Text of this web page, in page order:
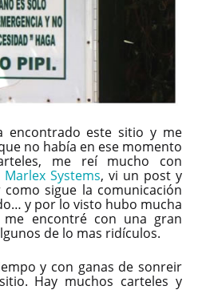
encontrado este sitio y me
no había en ese momento
me reí mucho con
Marlex Systems, vi un post y
sigue la comunicación
y por lo visto hubo mucha
me encontré con una gran
de lo mas ridículos.
y con ganas de sonreir
Hay muchos carteles y